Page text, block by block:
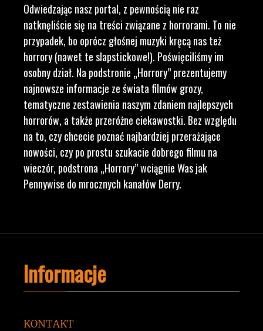
Odwiedzając nasz portal, z pewnością nie raz
natknęliście się na treści związane z horrorami. To nie
przypadek, bo oprócz głośnej muzyki kręcą nas też
horrory (nawet te slapstickowe!). Poświęciliśmy im
osobny dział. Na podstronie „Horrory” prezentujemy
najnowsze informacje ze świata filmów grozy,
tematyczne zestawienia naszym zdaniem najlepszych
horrorów, a także przeróżne ciekawostki. Bez względu
na to, czy chcecie poznać najbardziej przerażające
nowości, czy po prostu szukacie dobrego filmu na
wieczór, podstrona „Horrory” wciągnie Was jak
Pennywise do mrocznych kanałów Derry.
Informacje
KONTAKT